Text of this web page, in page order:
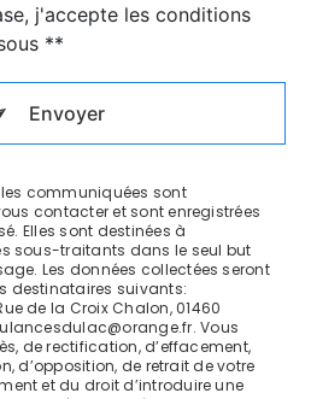
j'accepte les conditions
**
Envoyer
communiquées sont
contacter et sont enregistrées
Elles sont destinées à
sous-traitants dans le seul but
Les données collectées seront
destinataires suivants:
de la Croix Chalon, 01460
Vous
de rectification, d’effacement,
d’opposition, de retrait de votre
et du droit d’introduire une